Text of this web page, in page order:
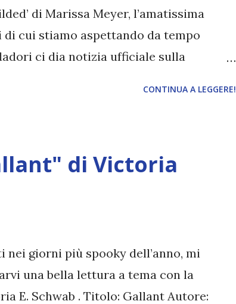
di Marissa Meyer, l’amatissima
cui stiamo aspettando da tempo
ci dia notizia ufficiale sulla
Pagine: 552 Traduttore: Maria Carla
2022 "C'era una volta la figlia di un
un incredibile talento per il racconto:
del villaggio sono vicende intriganti,
un briciolo di verità. O almeno
CONTINUA A LEGGERE!
di Victoria
giorni più spooky dell’anno, mi
una bella lettura a tema con la
E. Schwab . Titolo: Gallant Autore: